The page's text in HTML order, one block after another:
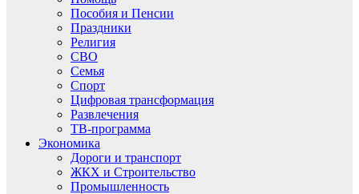
Пособия и Пенсии
Праздники
Религия
СВО
Семья
Спорт
Цифровая трансформация
Развлечения
ТВ-программа
Экономика
Дороги и транспорт
ЖКХ и Строительство
Промышленность